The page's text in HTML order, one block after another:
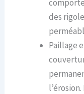
des
Paillage